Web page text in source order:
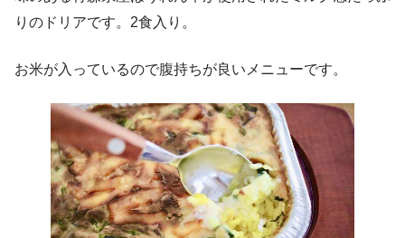
りのドリアです。2食入り。
お米が入っているので腹持ちが良いメニューです。